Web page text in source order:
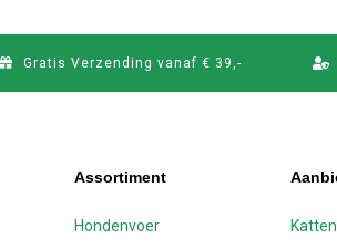
Gratis Verzending vanaf € 39,-
Assortiment
Hondenvoer